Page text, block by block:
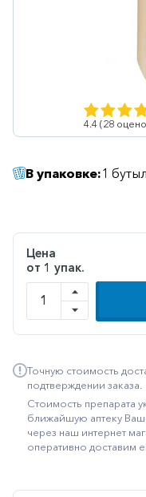
Диабетические
Желудочно-
кишечные
Метаболизм
4.4 (28
В упаковке:1
Цена
от 1 упак.
Точную стоимость
подтверждении заказа.
Стоимость препарата
ближайшую аптеку
через наш интернет
оперативно доставим